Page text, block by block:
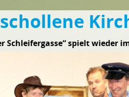
Schleifergasse“ spielt wieder